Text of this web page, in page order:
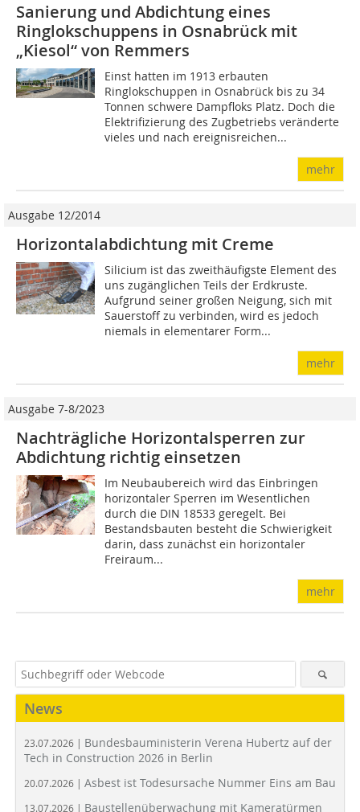
Sanierung und Abdichtung eines
Ringlokschuppens in Osnabrück mit
„Kiesol“ von Remmers
Einst hatten im 1913 erbauten
Ringlokschuppen in Osnabrück bis zu 34
Tonnen schwere Dampfloks Platz. Doch die
Elektrifizierung des Zugbetriebs ­veränderte
vieles und nach ereignisreichen...
mehr
Ausgabe 12/2014
Horizontalabdichtung mit Creme
Silicium ist das zweithäufigste Element des
uns zugänglichen Teils der Erdkruste.
Aufgrund seiner großen Neigung, sich mit
Sauerstoff zu verbinden, wird es jedoch
niemals in elementarer Form...
mehr
Ausgabe 7-8/2023
Nachträgliche Horizontalsperren zur
Abdichtung richtig einsetzen
Im Neubaubereich wird das Einbringen
horizontaler Sperren im Wesentlichen
durch die DIN 18533 geregelt. Bei
Bestandsbauten besteht die Schwierigkeit
darin, dass zunächst ein horizontaler
Freiraum...
mehr
News
23.07.2026 | Bundesbauministerin Verena Hubertz auf der
Tech in Construction 2026 in Berlin
20.07.2026 | Asbest ist Todesursache Nummer Eins am Bau
13.07.2026 | Baustellenüberwachung mit Kameratürmen